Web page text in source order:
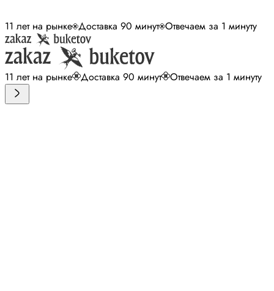
11 лет на рынке Доставка 90 минут Отвечаем за 1 минуту
11 лет на рынке Доставка 90 минут Отвечаем за 1 минуту